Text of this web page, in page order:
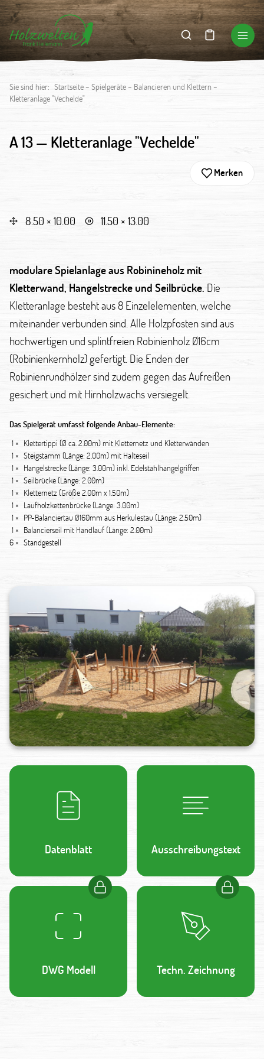
Sie sind hier: Startseite– Spielgeräte– Balancieren und Klettern –
Kletteranlage "Vechelde"
A 13 — Kletteranlage "Vechelde"
Merken
8.50 × 10.00 11.50 × 13.00
modulare Spielanlage aus Robinineholz mit
Kletterwand, Hangelstrecke und Seilbrücke. Die
Kletteranlage besteht aus 8 Einzelelementen, welche
miteinander verbunden sind. Alle Holzpfosten sind aus
hochwertigen und splintfreien Robinienholz Ø16cm
(Robinienkernholz) gefertigt. Die Enden der
Robinienrundhölzer sind zudem gegen das Aufreißen
gesichert und mit Hirnholzwachs versiegelt.
Das Spielgerät umfasst folgende Anbau-Elemente:
1 × Klettertippi (Ø ca. 2.00m) mit Kletternetz und Kletterwänden
1 × Steigstamm (Länge: 2.00m) mit Halteseil
1 × Hangelstrecke (Länge: 3.00m) inkl. Edelstahlhangelgriffen
1 × Seilbrücke (Länge: 2.00m)
1 × Kletternetz (Größe 2.00m x 1.50m)
1 × Laufholzkettenbrücke (Länge: 3.00m)
1 × PP-Balanciertau Ø160mm aus Herkulestau (Länge: 2.50m)
1 × Balancierseil mit Handlauf (Länge: 2.00m)
6 × Standgestell
Datenblatt Ausschreibungstext
DWG Modell Techn. Zeichnung